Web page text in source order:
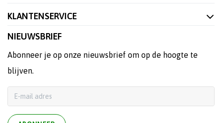
KLANTENSERVICE
NIEUWSBRIEF
Abonneer je op onze nieuwsbrief om op de hoogte te
blijven.